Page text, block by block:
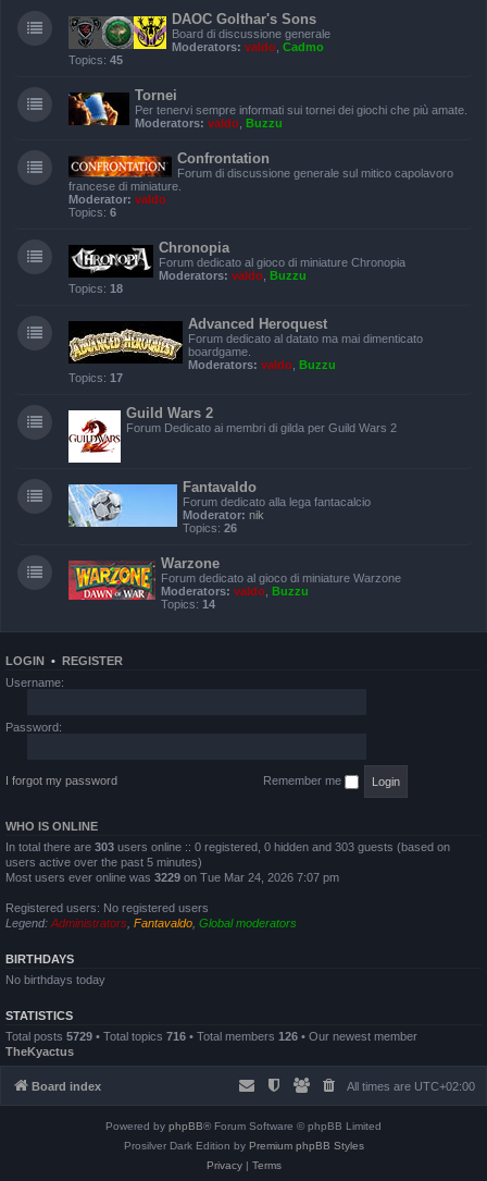
DAOC Golthar's Sons
Board di discussione generale
Moderators: valdo Cadmo
Topics: 45
Tornei
Per tenervi sempre informati sui tornei dei giochi che più amate.
Moderators: valdo Buzzu
Confrontation
Forum di discussione generale sul mitico capolavoro
francese di miniature.
Moderator: valdo
Topics: 6
Chronopia
Forum dedicato al gioco di miniature Chronopia
Moderators: valdo Buzzu
Topics: 18
Advanced Heroquest
Forum dedicato al datato ma mai dimenticato
boardgame.
Moderators: valdo Buzzu
Topics: 17
Guild Wars 2
Forum Dedicato ai membri di gilda per Guild Wars 2
Fantavaldo
Forum dedicato alla lega fantacalcio
Moderator: nik
Topics: 26
Warzone
Forum dedicato al gioco di miniature Warzone
Moderators: valdo Buzzu
Topics: 14
LOGIN • REGISTER
Username:
Password:
I forgot my password Remember me
WHO IS ONLINE
In total there are 303 users online :: 0 registered, 0 hidden and 303 guests (based on
users active over the past 5 minutes)
Most users ever online was 3229 on Tue Mar 24, 2026 7:07 pm
Registered users: No registered users
Legend: Administrators Fantavaldo Global moderators
BIRTHDAYS
No birthdays today
STATISTICS
Total posts 5729 • Total topics 716 • Total members 126 • Our newest member
TheKyactus
Board index All times are UTC+02:00
Powered by phpBB® Forum Software © phpBB Limited
Prosilver Dark Edition by Premium phpBB Styles
Privacy| Terms